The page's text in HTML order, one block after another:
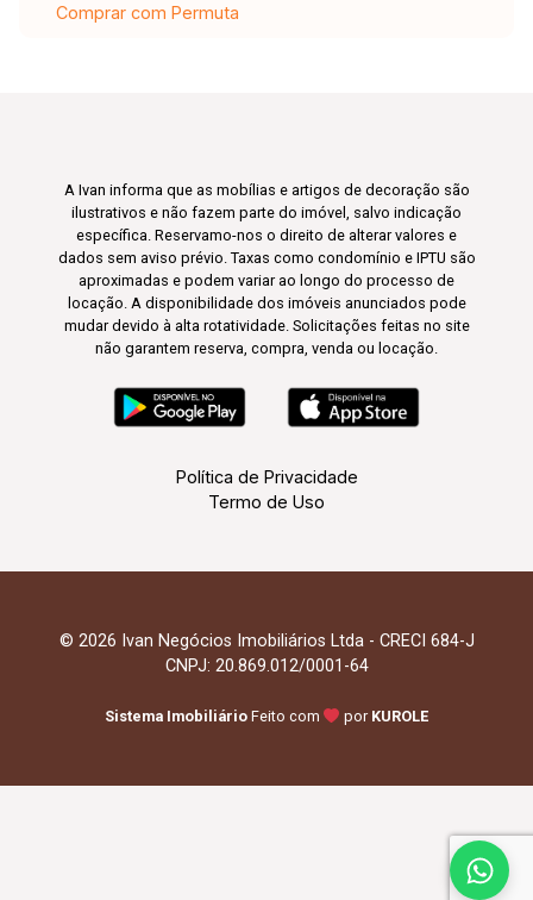
Comprar com Permuta
A Ivan informa que as mobílias e artigos de decoração são
ilustrativos e não fazem parte do imóvel, salvo indicação
específica. Reservamo-nos o direito de alterar valores e
dados sem aviso prévio. Taxas como condomínio e IPTU são
aproximadas e podem variar ao longo do processo de
locação. A disponibilidade dos imóveis anunciados pode
mudar devido à alta rotatividade. Solicitações feitas no site
não garantem reserva, compra, venda ou locação.
Política de Privacidade
Termo de Uso
© 2026 Ivan Negócios Imobiliários Ltda - CRECI 684-J
CNPJ: 20.869.012/0001-64
Sistema Imobiliário Feito com por KUROLE